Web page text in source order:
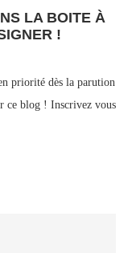
LA BOITE À
!
priorité dès la parution
ce blog ! Inscrivez vous